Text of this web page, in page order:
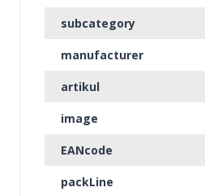
subcategory
manufacturer
artikul
image
EANcode
packLine